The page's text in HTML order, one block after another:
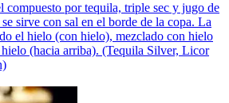
compuesto por tequila, triple sec y jugo de
sirve con sal en el borde de la copa. La
el hielo (con hielo), mezclado con hielo
(hacia arriba). (Tequila Silver, Licor